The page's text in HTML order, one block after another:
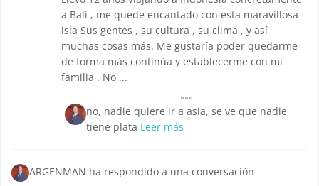
a Bali , me quede encantado con esta maravillosa
isla Sus gentes , su cultura , su clima , y así
muchas cosas más. Me gustaría poder quedarme
de forma más continúa y establecerme con mi
familia . No ...
no, nadie quiere ir a asia, se ve que nadie
tiene plata Leer más
ARGENMAN ha respondido a una conversación